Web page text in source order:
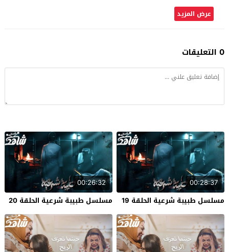
عرض المزيد
0 التعليقات
00:28:37
مسلسل طبيبة شرعية الحلقة 19
00:26:32
مسلسل طبيبة شرعية الحلقة 20